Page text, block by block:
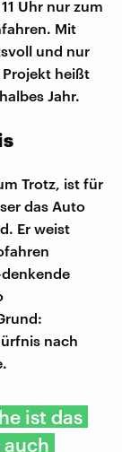
Uhr nur zum
Mit
und nur
heißt
Jahr.
Trotz, ist für
das Auto
Er weist
nach
ist das